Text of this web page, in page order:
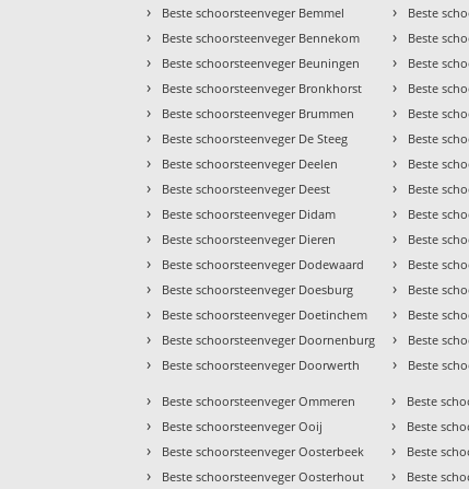
› Beste schoorsteenveger Bemmel
› Beste schoorsteenveger Bennekom
› Beste schoorsteenveger Beuningen
› Beste schoorsteenveger Bronkhorst
› Beste schoorsteenveger Brummen
› Beste schoorsteenveger De Steeg
› Beste schoorsteenveger Deelen
› Beste schoorsteenveger Deest
› Beste schoorsteenveger Didam
› Beste schoorsteenveger Dieren
› Beste schoorsteenveger Dodewaard
› Beste schoorsteenveger Doesburg
› Beste schoorsteenveger Doetinchem
› Beste schoorsteenveger Doornenburg
› Beste schoorsteenveger Doorwerth
› Beste
› Beste
› Beste
› Beste
› Beste
› Beste
› Beste
› Beste
› Beste
› Beste
› Beste
› Beste
› Beste
› Beste
› Beste
› Beste schoorsteenveger Ommeren
› Beste schoorsteenveger Ooij
› Beste schoorsteenveger Oosterbeek
› Beste schoorsteenveger Oosterhout
› Beste
› Beste
› Beste
› Beste